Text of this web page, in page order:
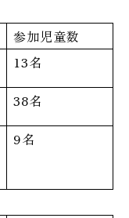
参加児童数
13名
38名
9名